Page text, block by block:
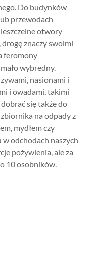
Do budynków
przewodach
otwory
znaczy swoimi
feromony
wybredny.
nasionami i
i owadami, takimi
się także do
na odpady z
mydłem czy
odchodach naszych
pożywienia, ale za
10 osobników.